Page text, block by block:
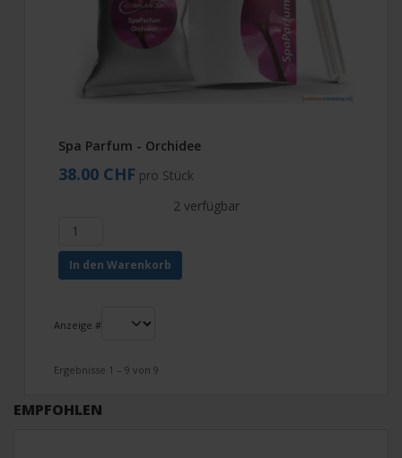
EMPFOHLEN
Spa Parfum - Orchidee
38.00 CHF pro Stück
2 verfügbar
In den Warenkorb
Anzeige #
Ergebnisse 1 – 9 von 9